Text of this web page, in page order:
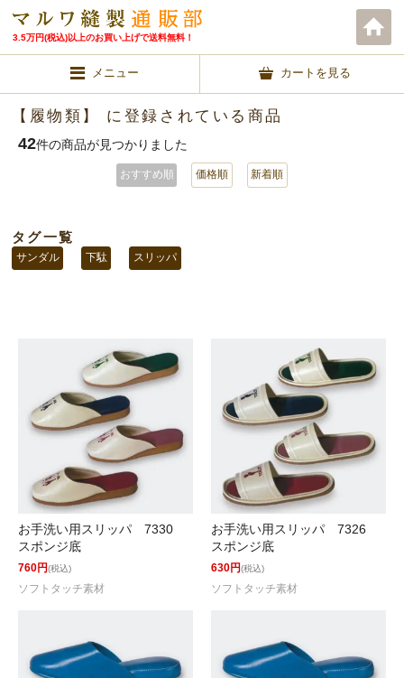
3.5万円(税込)以上のお買い上げで送料無料！
メニュー カートを見る
【履物類】 に登録されている商品
42件の商品が見つかりました
おすすめ順 価格順 新着順
タグ一覧
サンダル 下駄 スリッパ
お手洗い用スリッパ 7330
スポンジ底
760円(税込)
ソフトタッチ素材
お手洗い用スリッパ 7326
スポンジ底
630円(税込)
ソフトタッチ素材